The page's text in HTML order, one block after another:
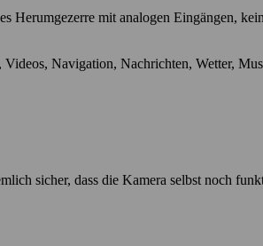
Herumgezerre mit analogen Eingängen,
Navigation, Nachrichten, Wetter,
sicher, dass die Kamera selbst noch